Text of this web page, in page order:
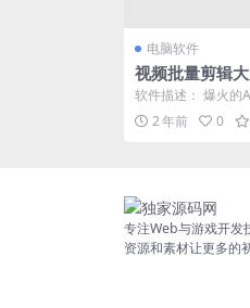
电脑软件
视频批量剪辑大
视频自动剪辑大
（AI全自动剪
视频剪辑大师）
软件描述： 爆火的
批量剪辑去重混剪
剪辑大师版本2.0，
2 年前 0
专注Web与游戏开发
资源和素材让更多的